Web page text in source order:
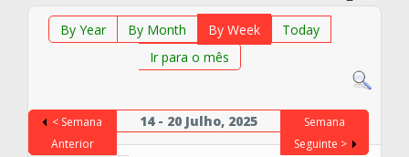
By Year By Month By Week
Today
Ir para o mês
< Semana
Anterior
14 - 20 Julho, 2025
Semana
Seguinte >